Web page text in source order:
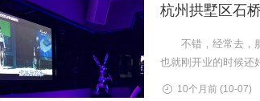
杭州拱墅区石
不错，经常去，服
也就刚开业的时候还
10个月前 (10-07)